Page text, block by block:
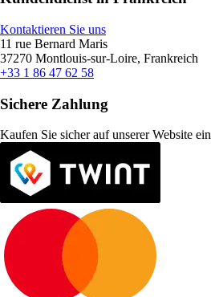
Kontaktieren Sie uns
11 rue Bernard Maris
37270 Montlouis-sur-Loire, Frankreich
+33 1 86 47 62 58
Sichere Zahlung
Kaufen Sie sicher auf unserer Website ein